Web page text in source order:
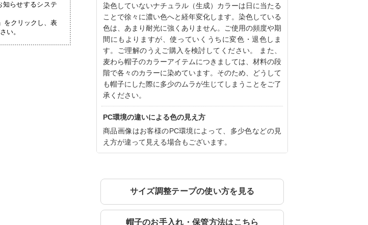
知らせするシステ
」をクリックし、表
い。
染色していないナチュラル（生成）カラーは日に当たる
ことで徐々に濃い色へと経年変化します。染色している
色は、あまり耐光に強くありません。ご使用の頻度や期
間にもよりますが、使っていくうちに変色・退色しま
す。ご理解のうえご購入を検討してください。 また、
麦わら帽子のカラーアイテムにつきましては、材料の段
階で各々のカラーに染めています。そのため、どうして
も帽子にした際に多少のムラが生じてしまうことをご了
承ください。
PC環境の違いによる色の見え方
商品画像はお客様のPC環境によって、多少色などの見
え方が違って見える場合もございます。
サイズ調整テープの使い方を見る
帽子のお手入れ・保管方法はこちら